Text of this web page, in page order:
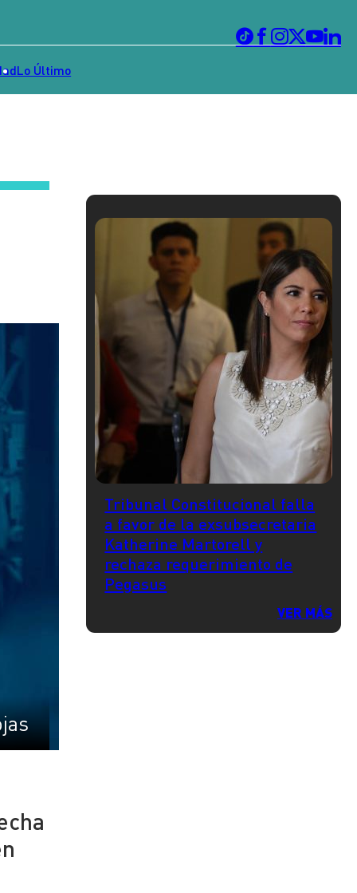
Lo Último
Tribunal Constitucional falla
a favor de la exsubsecretaria
Katherine Martorell y
rechaza requerimiento de
Pegasus
VER MÁS